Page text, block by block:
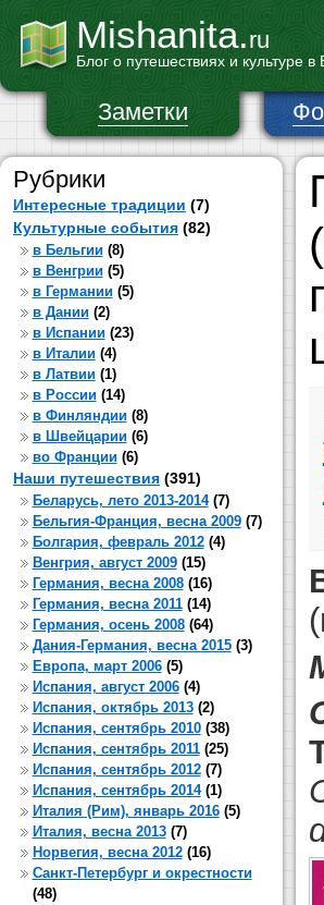
Mishanita.ru
Блог о путешествиях и культуре в
Заметки
Рубрики
Интересные традиции (7)
Культурные события (82)
в Бельгии(8)
в Венгрии(5)
в Германии(5)
в Дании(2)
в Испании(23)
в Италии(4)
в Латвии(1)
в России(14)
в Финляндии(8)
в Швейцарии(6)
во Франции(6)
Наши путешествия (391)
Беларусь, лето 2013-2014(7)
Бельгия-Франция, весна 2009(7)
Болгария, февраль 2012(4)
Венгрия, август 2009(15)
Германия, весна 2008(16)
Германия, весна 2011(14)
Германия, осень 2008(64)
Дания-Германия, весна 2015(3)
Европа, март 2006(5)
Испания, август 2006(4)
Испания, октябрь 2013(2)
Испания, сентябрь 2010(38)
Испания, сентябрь 2011(25)
Испания, сентябрь 2012(7)
Испания, сентябрь 2014(1)
Италия (Рим), январь 2016(5)
Италия, весна 2013(7)
Норвегия, весна 2012(16)
Санкт-Петербург и окрестности
(48)